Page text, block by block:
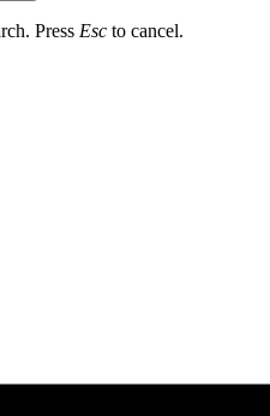
Press Esc to cancel.